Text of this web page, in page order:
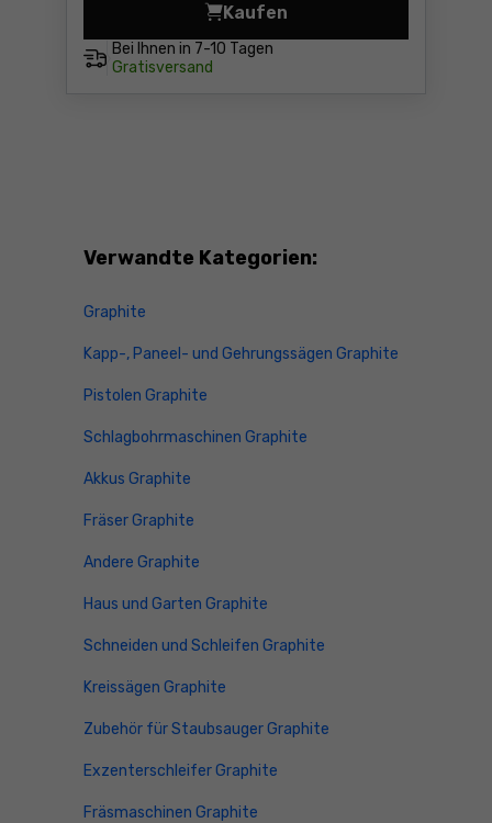
Bei Ihnen in 7-10 Tagen
Gratisversand
Kaufen
Tischkreissäge Graphite
Verwandte Kategorien:
Graphite
Kapp-, Paneel- und Gehrungssägen Graphite
Pistolen Graphite
Schlagbohrmaschinen Graphite
Akkus Graphite
Fräser Graphite
Andere Graphite
Haus und Garten Graphite
Schneiden und Schleifen Graphite
Kreissägen Graphite
Zubehör für Staubsauger Graphite
Exzenterschleifer Graphite
Fräsmaschinen Graphite